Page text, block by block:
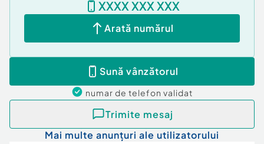
VA ASTEPTAM CU DRAG LA VIZIONARE!
0770539161 Andrei Mehedintu
Număr niveluri imobil:1
Număr Băi:3
Posibilitate parcare: Nu
Curent
XXXX XXX XXX
Arată numărul
Sună vânzătorul
numar de telefon validat
Trimite mesaj
Mai multe anunțuri ale utilizatorului